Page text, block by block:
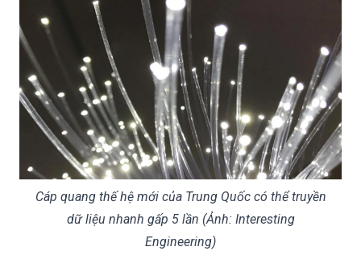
Cáp quang thế hệ mới của Trung Quốc có thể truyền
dữ liệu nhanh gấp 5 lần (Ảnh: Interesting
Engineering)